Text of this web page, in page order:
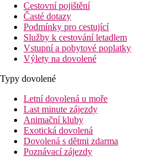
Cestovní pojištění
Časté dotazy
Podmínky pro cestující
Služby k cestování letadlem
Vstupní a pobytové poplatky
Výlety na dovolené
Typy dovolené
Letní dovolená u moře
Last minute zájezdy
Animační kluby
Exotická dovolená
Dovolená s dětmi zdarma
Poznávací zájezdy